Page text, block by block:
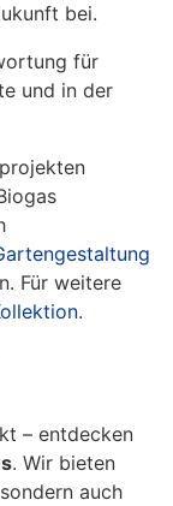
bei.
für
und in der
Für weitere
.
– entdecken
. Wir bieten
auch